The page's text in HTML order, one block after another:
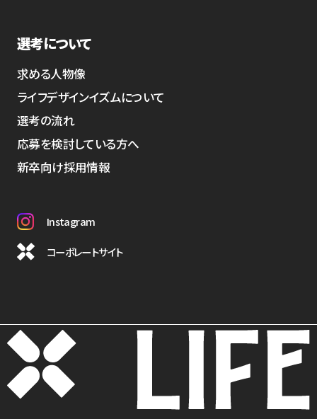
選考について
求める人物像
ライフデザインイズムについて
選考の流れ
応募を検討している方へ
新卒向け採用情報
Instagram
コーポレートサイト